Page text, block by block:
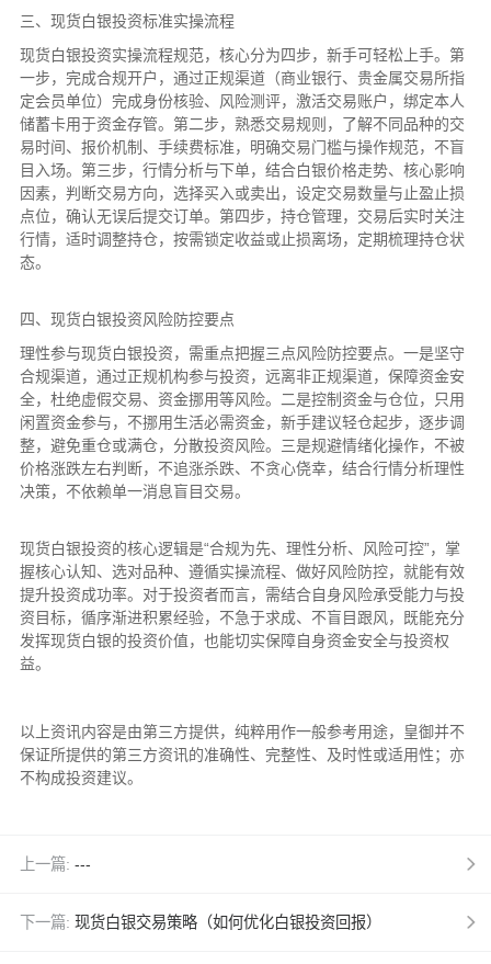
三、现货白银投资标准实操流程
现货白银投资实操流程规范，核心分为四步，新手可轻松上手。第
一步，完成合规开户，通过正规渠道（商业银行、贵金属交易所指
定会员单位）完成身份核验、风险测评，激活交易账户，绑定本人
储蓄卡用于资金存管。第二步，熟悉交易规则，了解不同品种的交
易时间、报价机制、手续费标准，明确交易门槛与操作规范，不盲
目入场。第三步，行情分析与下单，结合白银价格走势、核心影响
因素，判断交易方向，选择买入或卖出，设定交易数量与止盈止损
点位，确认无误后提交订单。第四步，持仓管理，交易后实时关注
行情，适时调整持仓，按需锁定收益或止损离场，定期梳理持仓状
态。
四、现货白银投资风险防控要点
理性参与现货白银投资，需重点把握三点风险防控要点。一是坚守
合规渠道，通过正规机构参与投资，远离非正规渠道，保障资金安
全，杜绝虚假交易、资金挪用等风险。二是控制资金与仓位，只用
闲置资金参与，不挪用生活必需资金，新手建议轻仓起步，逐步调
整，避免重仓或满仓，分散投资风险。三是规避情绪化操作，不被
价格涨跌左右判断，不追涨杀跌、不贪心侥幸，结合行情分析理性
决策，不依赖单一消息盲目交易。
现货白银投资的核心逻辑是“合规为先、理性分析、风险可控”，掌
握核心认知、选对品种、遵循实操流程、做好风险防控，就能有效
提升投资成功率。对于投资者而言，需结合自身风险承受能力与投
资目标，循序渐进积累经验，不急于求成、不盲目跟风，既能充分
发挥现货白银的投资价值，也能切实保障自身资金安全与投资权
益。
以上资讯内容是由第三方提供，纯粹用作一般参考用途，皇御并不
保证所提供的第三方资讯的准确性、完整性、及时性或适用性；亦
不构成投资建议。
上一篇: ---
下一篇: 现货白银交易策略（如何优化白银投资回报）